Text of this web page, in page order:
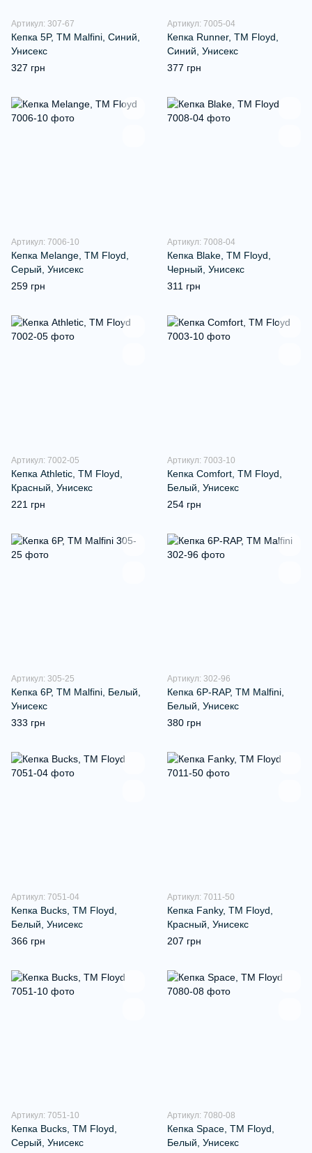
Артикул: 307-67
Кепка 5P, ТМ Malfini, Синий,
Унисекс
327 грн
Артикул: 7005-04
Кепка Runner, TM Floyd,
Синий, Унисекс
377 грн
Артикул: 7006-10
Кепка Melange, TM Floyd,
Серый, Унисекс
259 грн
Артикул: 7008-04
Кепка Blake, TM Floyd,
Черный, Унисекс
311 грн
Артикул: 7002-05
Кепка Athletic, TM Floyd,
Красный, Унисекс
221 грн
Артикул: 7003-10
Кепка Comfort, TM Floyd,
Белый, Унисекс
254 грн
Артикул: 305-25
Кепка 6P, ТМ Malfini, Белый,
Унисекс
333 грн
Артикул: 302-96
Кепка 6P-RAP, ТМ Malfini,
Белый, Унисекс
380 грн
Артикул: 7051-04
Кепка Bucks, ТМ Floyd,
Белый, Унисекс
366 грн
Артикул: 7011-50
Кепка Fanky, TM Floyd,
Красный, Унисекс
207 грн
Артикул: 7051-10
Кепка Bucks, ТМ Floyd,
Серый, Унисекс
Артикул: 7080-08
Кепка Space, TM Floyd,
Белый, Унисекс